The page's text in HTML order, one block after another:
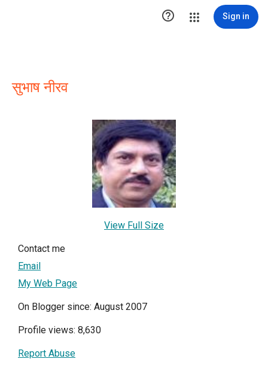
 Sign in
सुभाष नीरव
View Full Size
Contact me
Email
My Web Page
On Blogger since: August 2007
Profile views: 8,630
Report Abuse